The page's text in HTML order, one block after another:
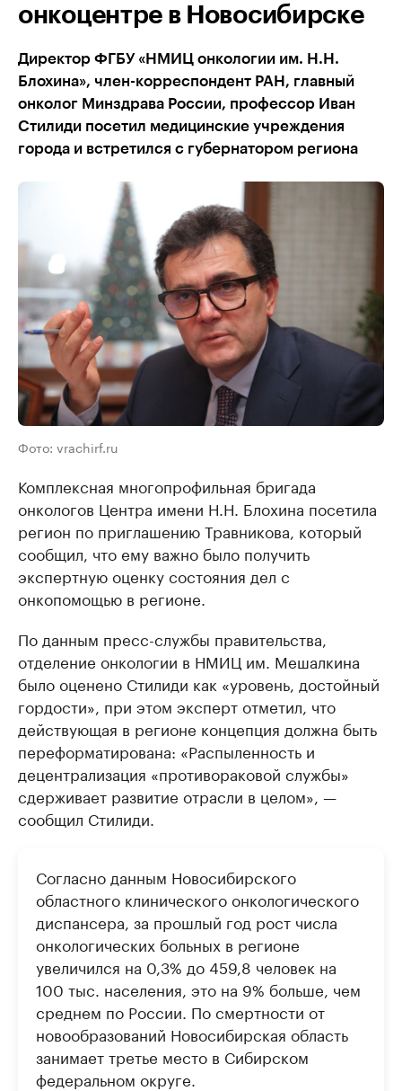
онкоцентре в Новосибирске
Директор ФГБУ «НМИЦ онкологии им. Н.Н.
Блохина», член-корреспондент РАН, главный
онколог Минздрава России, профессор Иван
Стилиди посетил медицинские учреждения
города и встретился с губернатором региона
Фото: vrachirf.ru
Комплексная многопрофильная бригада
онкологов Центра имени Н.Н. Блохина посетила
регион по приглашению Травникова, который
сообщил, что ему важно было получить
экспертную оценку состояния дел с
онкопомощью в регионе.
По данным пресс-службы правительства,
отделение онкологии в НМИЦ им. Мешалкина
было оценено Стилиди как «уровень, достойный
гордости», при этом эксперт отметил, что
действующая в регионе концепция должна быть
переформатирована: «Распыленность и
децентрализация «противораковой службы»
сдерживает развитие отрасли в целом», —
сообщил Стилиди.
Согласно данным Новосибирского
областного клинического онкологического
диспансера, за прошлый год рост числа
онкологических больных в регионе
увеличился на 0,3% до 459,8 человек на
100 тыс. населения, это на 9% больше, чем
среднем по России. По смертности от
новообразований Новосибирская область
занимает третье место в Сибирском
федеральном округе.